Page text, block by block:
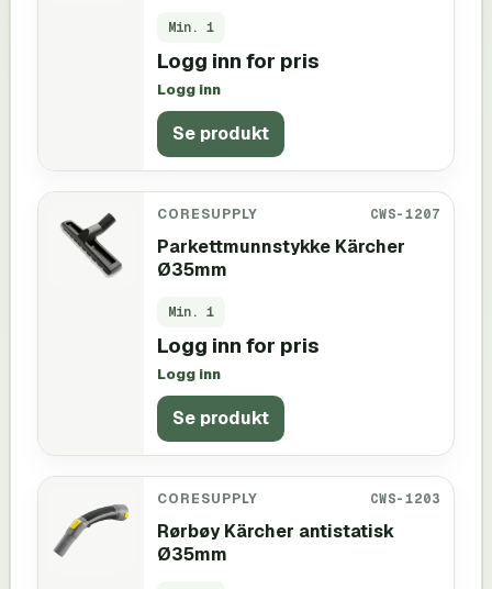
Min. 1
Logg inn for pris
Logg inn
Se produkt
CORESUPPLY CWS-1207
Parkettmunnstykke Kärcher
Ø35mm
Min. 1
Logg inn for pris
Logg inn
Se produkt
CORESUPPLY CWS-1203
Rørbøy Kärcher antistatisk
Ø35mm